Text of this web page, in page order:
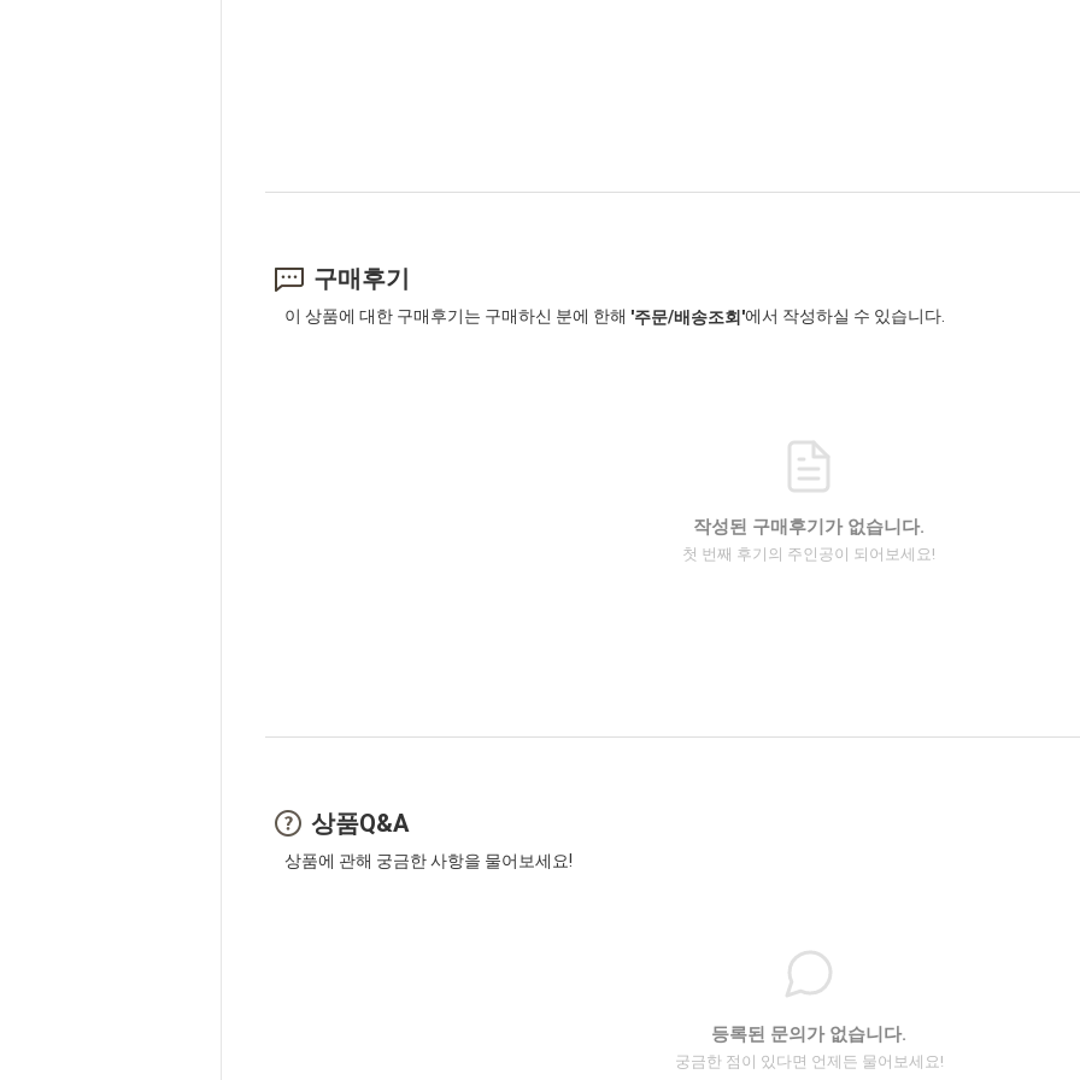
구매후기
이 상품에 대한 구매후기는 구매하신 분에 한해 '주문/배송조회'에서 작성하실 수 있습니다.
작성된 구매후기가 없습니다.
첫 번째 후기의 주인공이 되어보세요!
상품Q&A
상품에 관해 궁금한 사항을 물어보세요!
등록된 문의가 없습니다.
궁금한 점이 있다면 언제든 물어보세요!